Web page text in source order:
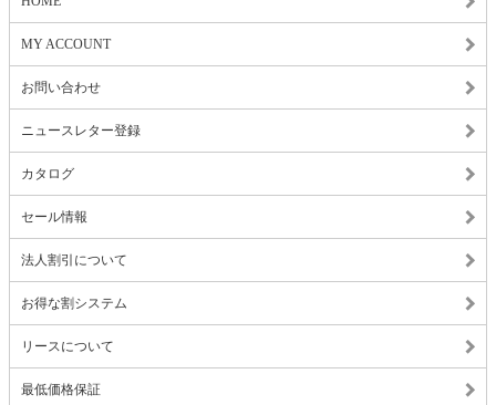
MY ACCOUNT
お問い合わせ
ニュースレター登録
カタログ
セール情報
法人割引について
お得な割システム
リースについて
最低価格保証